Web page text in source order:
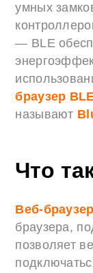
умных
— BLE
браузер
называют
Что
Веб-
браузера,
позволяет